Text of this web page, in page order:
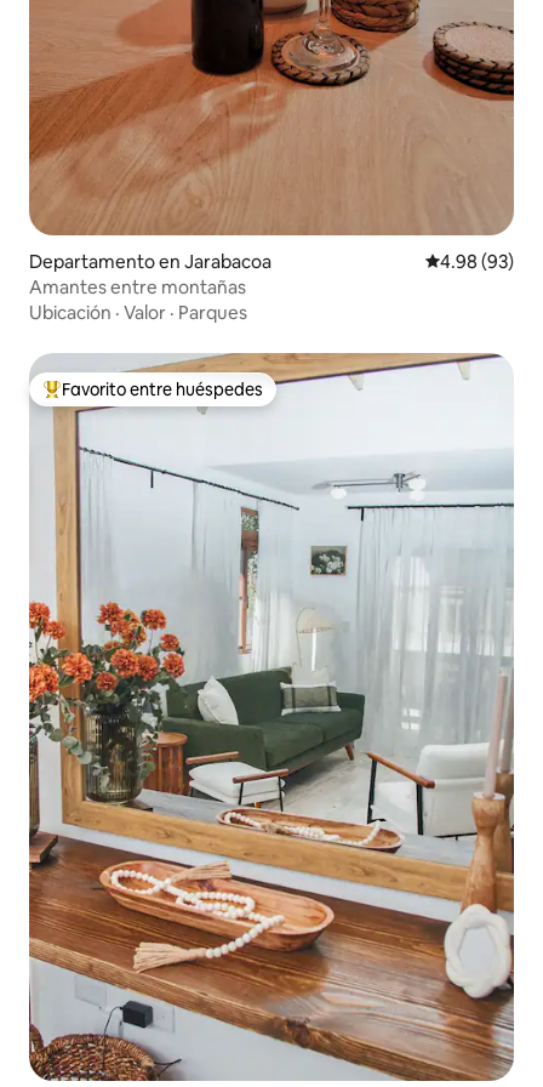
Departamento en Jarabacoa Calificación
4.98 (93)
Amantes entre montañas
Ubicación · Valor · Parques
De los mejores en Favorito entre huéspedes
Favorito entre huéspedes